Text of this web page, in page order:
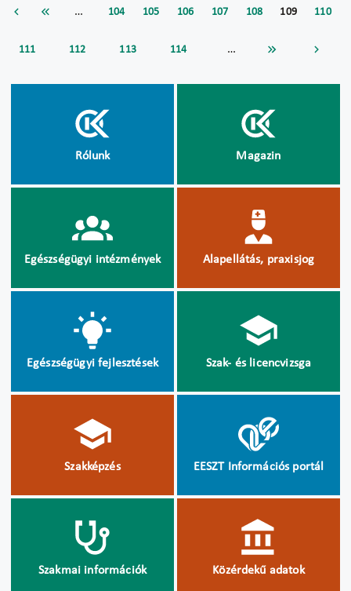
… 104 105 106 107 108 109 110
111 112 113 114 …
Rólunk Magazin
Egészségügyi intézmények Alapellátás, praxisjog
Egészségügyi fejlesztések Szak- és licencvizsga
Szakképzés EESZT Információs portál
Szakmai információk Közérdekű adatok